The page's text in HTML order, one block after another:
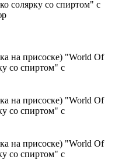
солярку со спиртом" с